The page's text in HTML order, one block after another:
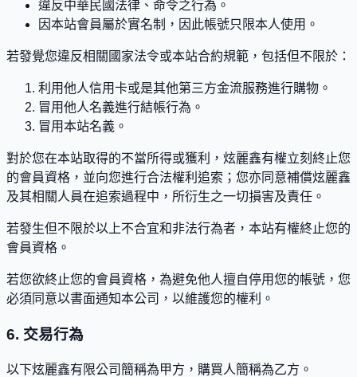
違反中華民國法律、命令之行為。
因本站會員屬於實名制，因此帳號只限本人使用。
若發覺您違反相關國家法令或本站合約規範，包括但不限於：
利用他人信用卡或是其他第三方金流服務進行購物。
冒用他人名義進行結帳行為。
冒用本站名義。
對於您在本站取得的不當所得或獲利，炫麗鑫有權立刻終止您
的會員資格，並向您進行合法權利追索；您亦同意補償炫麗鑫
及其相關人員在追索過程中，所衍生之一切損害及責任。
若發生但不限於以上不合宜和非法行為者，本站有權終止您的
會員資格。
若您欲終止您的會員資格，為避免他人擅自停用您的帳號，您
必須同意以書面通知本公司，以維護您的權利。
6. 交易行為
以下炫麗鑫有限公司簡稱為甲方，購買人簡稱為乙方。